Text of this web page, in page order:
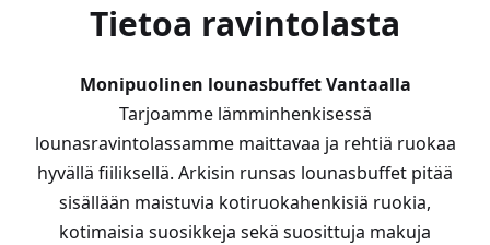
Tietoa ravintolasta
Monipuolinen lounasbuffet Vantaalla
Tarjoamme lämminhenkisessä
lounasravintolassamme maittavaa ja rehtiä ruokaa
hyvällä fiiliksellä. Arkisin runsas lounasbuffet pitää
sisällään maistuvia kotiruokahenkisiä ruokia,
kotimaisia suosikkeja sekä suosittuja makuja